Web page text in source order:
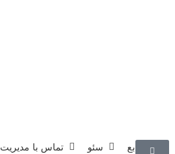
منابع سئو تماس با مدیریت